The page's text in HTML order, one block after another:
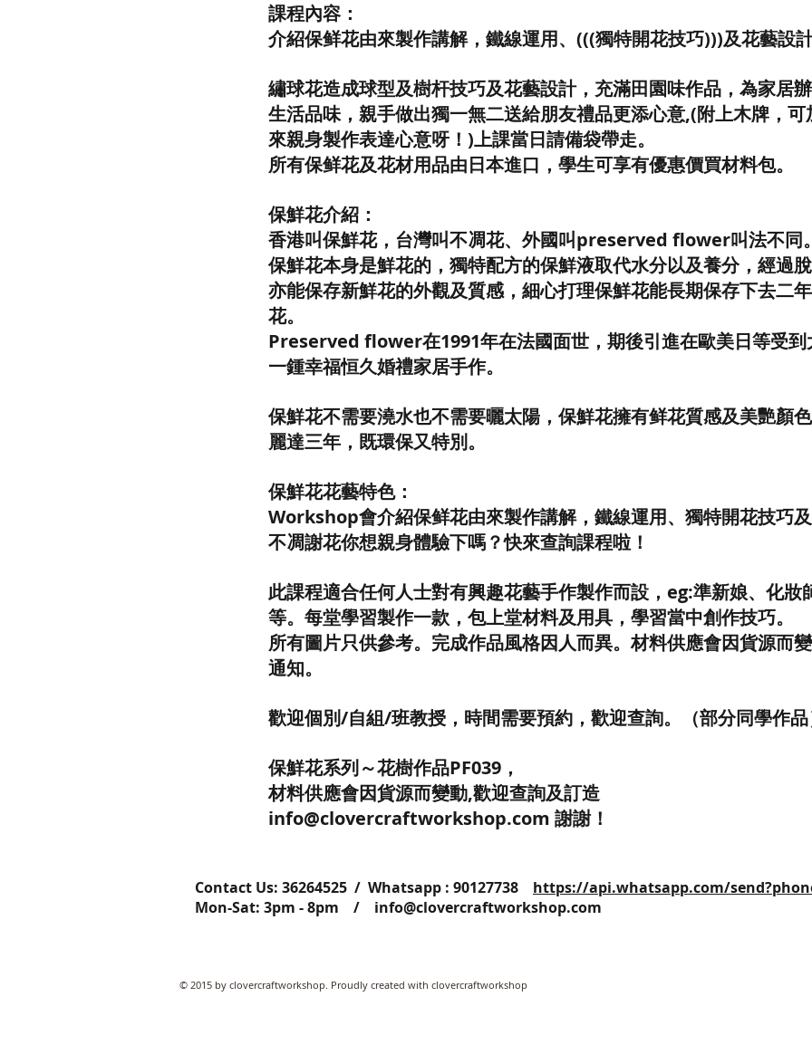
課程內容：
介紹保鲜花由來製作講解，鐵線運用、(((獨特開花技巧)))及花藝設
繡球花造成球型及樹杆技巧及花藝設計，充滿田園味作品，為家居
生活品味，親手做出獨一無二送給朋友禮品更添心意,(附上木牌，
來親身製作表達心意呀！)上課當日請備袋帶走。
所有保鲜花及花材用品由日本進口，學生可享有優惠價買材料包。
保鮮花介紹：
香港叫保鮮花，台灣叫不凋花、外國叫preserved flower叫法不同
保鮮花本身是鮮花的，獨特配方的保鮮液取代水分以及養分，經過
亦能保存新鮮花的外觀及質感，細心打理保鮮花能長期保存下去二
花。
Preserved flower在1991年在法國面世，期後引進在歐美日等受到
一鍾幸福恒久婚禮家居手作。
保鮮花不需要澆水也不需要曬太陽，保鮮花擁有鲜花質感及美艷顏
麗達三年，既環保又特別。
保鮮花花藝特色：
Workshop會介紹保鲜花由來製作講解，鐵線運用、獨特開花技巧
不凋謝花你想親身體驗下嗎？快來查詢課程啦！
此課程適合任何人士對有興趣花藝手作製作而設，eg:準新娘、化妝
等。每堂學習製作一款，包上堂材料及用具，學習當中創作技巧。
所有圖片只供參考。完成作品風格因人而異。材料供應會因貨源而
通知。
歡迎個別/自組/班教授，時間需要預約，歡迎查詢。（部分同學作
保鮮花系列～花樹作品PF039，
材料供應會因貨源而變動,歡迎查詢及訂造
info@clovercraftworkshop.com 謝謝！
Contact Us: ​​​​​​​​​​​​​​​​​​​​36264525 / Whatsapp : 90127738 https://api.whatsapp.com/
Mon-Sat: 3pm - 8pm / info@clovercraftworkshop.com
© 2015 by clovercraftworkshop. Proudly created with clovercraftworkshop